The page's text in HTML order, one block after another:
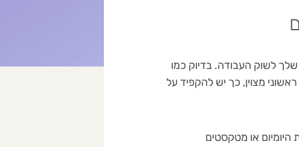
לשוק העבודה. בדיוק כמו
מצוין, כך יש להקפיד על
או מטקסטים